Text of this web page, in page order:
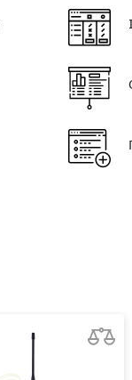
немає
немає
чорний з